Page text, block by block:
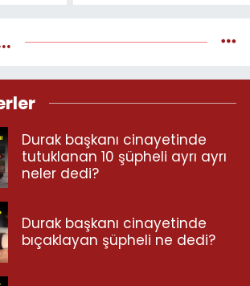
Durak başkanı cinayetinde
tutuklanan 10 şüpheli ayrı ayrı
neler dedi?
Durak başkanı cinayetinde
bıçaklayan şüpheli ne dedi?